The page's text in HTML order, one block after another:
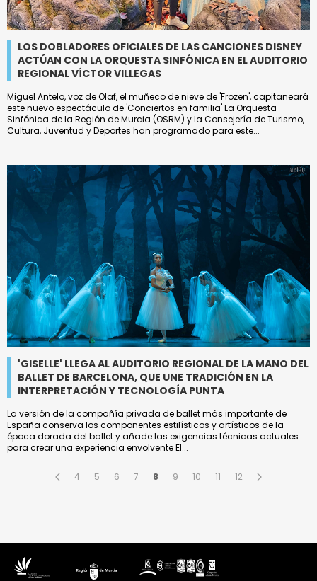
LOS DOBLADORES OFICIALES DE LAS CANCIONES DISNEY
ACTÚAN CON LA ORQUESTA SINFÓNICA EN EL AUDITORIO
REGIONAL VÍCTOR VILLEGAS
Miguel Antelo, voz de Olaf, el muñeco de nieve de 'Frozen', capitaneará
este nuevo espectáculo de 'Conciertos en familia' La Orquesta
Sinfónica de la Región de Murcia (OSRM) y la Consejería de Turismo,
Cultura, Juventud y Deportes han programado para este...
'GISELLE' LLEGA AL AUDITORIO REGIONAL DE LA MANO DEL
BALLET DE BARCELONA, QUE UNE TRADICIÓN EN LA
INTERPRETACIÓN Y TECNOLOGÍA PUNTA
La versión de la compañía privada de ballet más importante de
España conserva los componentes estilísticos y artísticos de la
época dorada del ballet y añade las exigencias técnicas actuales
para crear una experiencia envolvente El...
4 5 6 7 8 9 10 11 12